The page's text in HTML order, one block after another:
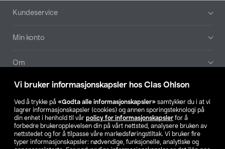
Vi bruker informasjonskapsler hos Clas Ohlson
Ved å trykke på «Godta alle informasjonskapsler» samtykker du i at vi
lagrer informasjonskapsler (cookies) og annen sporingsteknologi på
din enhet i henhold til vår policy for informasjonskapsler for å
forbedre brukeropplevelsen din på vårt nettsted, analysere bruken av
nettstedet og for å tilpasse våre markedsføringstiltak. Vi bruker fire
typer informasjonskapsler: nødvendige, funksjonelle, analytiske og
Bunntekst
Kundeservice
Min konto
Om
Aktuelt
Våre selskaper
Finn din butikk